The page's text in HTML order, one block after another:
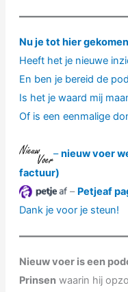
Nu je tot hier
Heeft het je nieuwe
En ben je bereid de
Is het je waard mij
Of is een eenmalige
– ⁠⁠⁠nieuw voer
factuur)
– Petjeaf
Dank je voor je steun!
Nieuw voer is een
Prinsenwaarin hij